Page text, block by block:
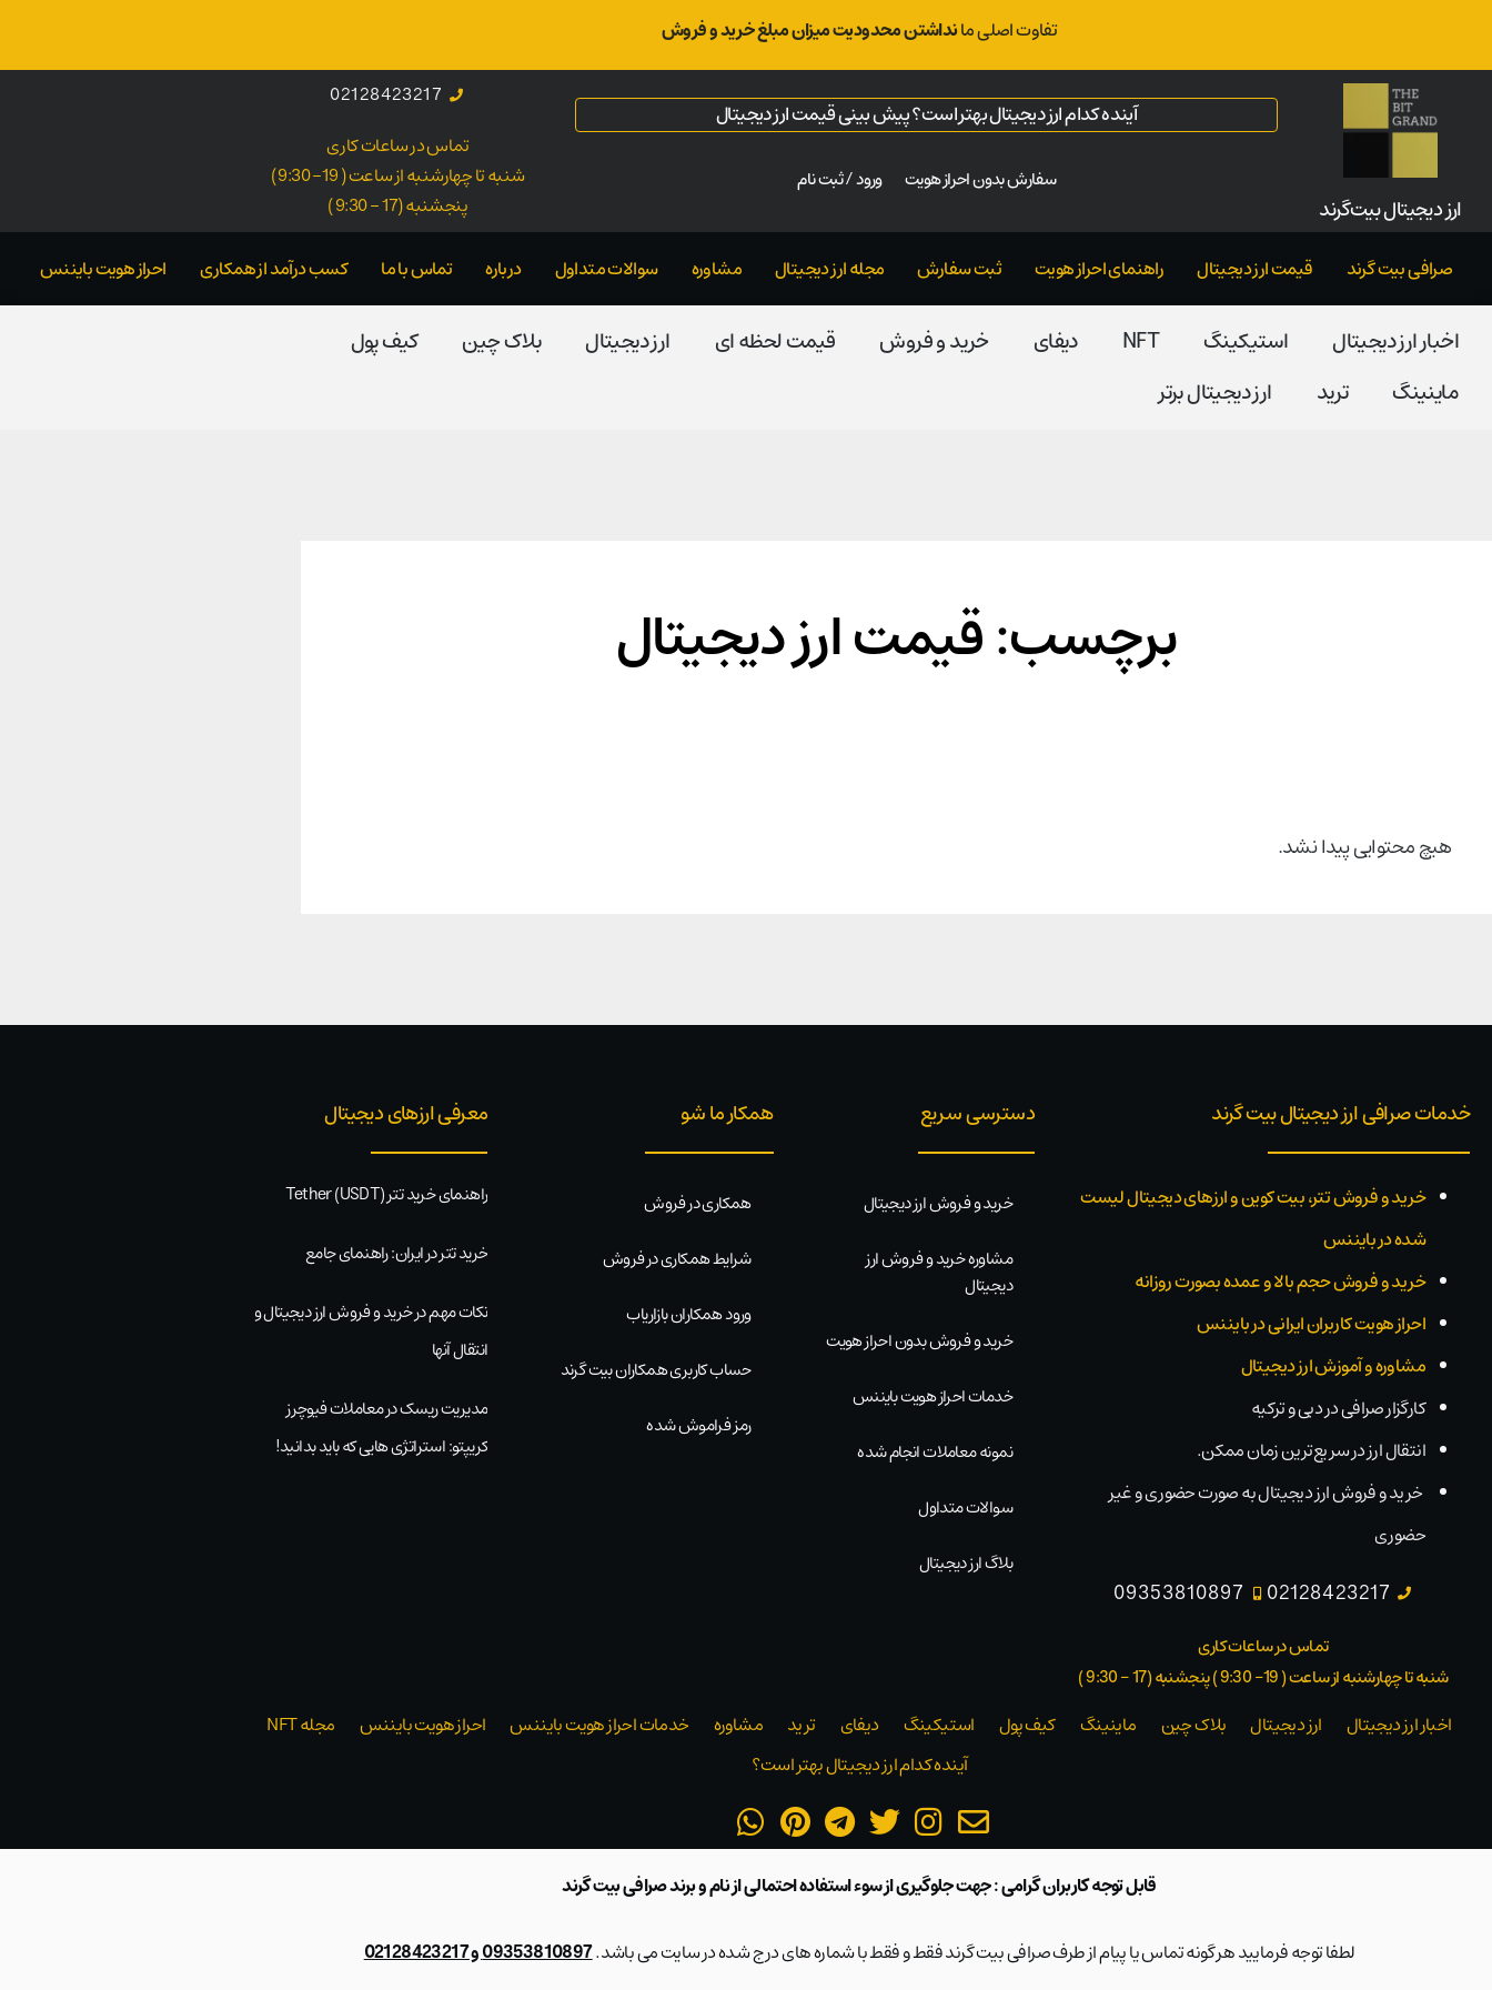
تفاوت اصلی مانداشتن محدودیت میزان مبلغ خرید و فروش
ارز‌ دیجیتال بیت‌گرند
آینده کدام ارز دیجیتال بهتر است؟ پیش بینی قیمت ارز دیجیتال
سفارش بدون احراز هویت ورود / ثبت نام
02128423217
تماس در ساعات کاری
شنبه تا چهارشنبه از ساعت ( 19- 9:30 )
پنجشنبه (17 - 9:30 )
صرافی بیت گرند قیمت ارز دیجیتال راهنمای احراز هویت ثبت سفارش مجله ارز دیجیتال مشاوره سوالات متداول درباره تماس با ما کسب درآمد از همکاری احراز هویت بایننس
اخبار ارز دیجیتال استیکینگ NFT دیفای خرید و فروش قیمت لحظه ای ارز دیجیتال بلاک‌ چین
کیف پول
ماینینگ
ترید ارز دیجیتال برتر
برچسب: قیمت ارز دیجیتال
هیچ محتوایی پیدا نشد.
خدمات صرافی ارز دیجیتال بیت گرند
خرید و فروش تتر، بیت کوین و ارزهای دیجیتال لیست
شده در بایننس
خرید و فروش حجم بالا و عمده بصورت روزانه
احراز هویت کاربران ایرانی در بایننس
مشاوره و آموزش ارز دیجیتال
کارگزار صرافی در دبی و ترکیه
انتقال ارز در سریع‌ترین زمان ممکن.
خرید و فروش ارز دیجیتال به صورت حضوری و غیر
حضوری
02128423217
09353810897
تماس در ساعات کاری
شنبه تا چهارشنبه از ساعت ( 19- 9:30 ) پنجشنبه (17 - 9:30 )​
دسترسی سریع
خرید و فروش ارز دیجیتال
مشاوره خرید و فروش ارز
دیجیتال
خرید و فروش بدون احراز هویت
خدمات احراز هویت بایننس
نمونه معاملات انجام شده
سوالات متداول
بلاگ ارز دیجیتال
همکار ما شو
همکاری در فروش
شرایط همکاری در فروش
ورود همکاران بازاریاب
حساب کاربری همکاران بیت گرند
رمز فراموش شده
معرفی ارزهای دیجیتال
راهنمای خرید تتر Tether (USDT)
خرید تتر در ایران: راهنمای جامع
نکات مهم در خرید و فروش ارز دیجیتال و
انتقال آنها
مدیریت ریسک در معاملات فیوچرز
کریپتو: استراتژی هایی که باید بدانید!
اخبار ارز دیجیتال ارز دیجیتال بلاک‌ چین ماینینگ کیف پول استیکینگ دیفای ترید مشاوره خدمات احراز هویت بایننس احراز هویت بایننس
مجله NFT
آینده کدام ارز دیجیتال بهتر است؟
قابل توجه کاربران گرامی : جهت جلوگیری از سوء استفاده احتمالی از نام و برند صرافی بیت گرند
لطفا توجه فرمایید هر گونه تماس یا پیام از طرف صرافی بیت گرند فقط و فقط با شماره های درج شده در سایت می باشد.09353810897 و 02128423217